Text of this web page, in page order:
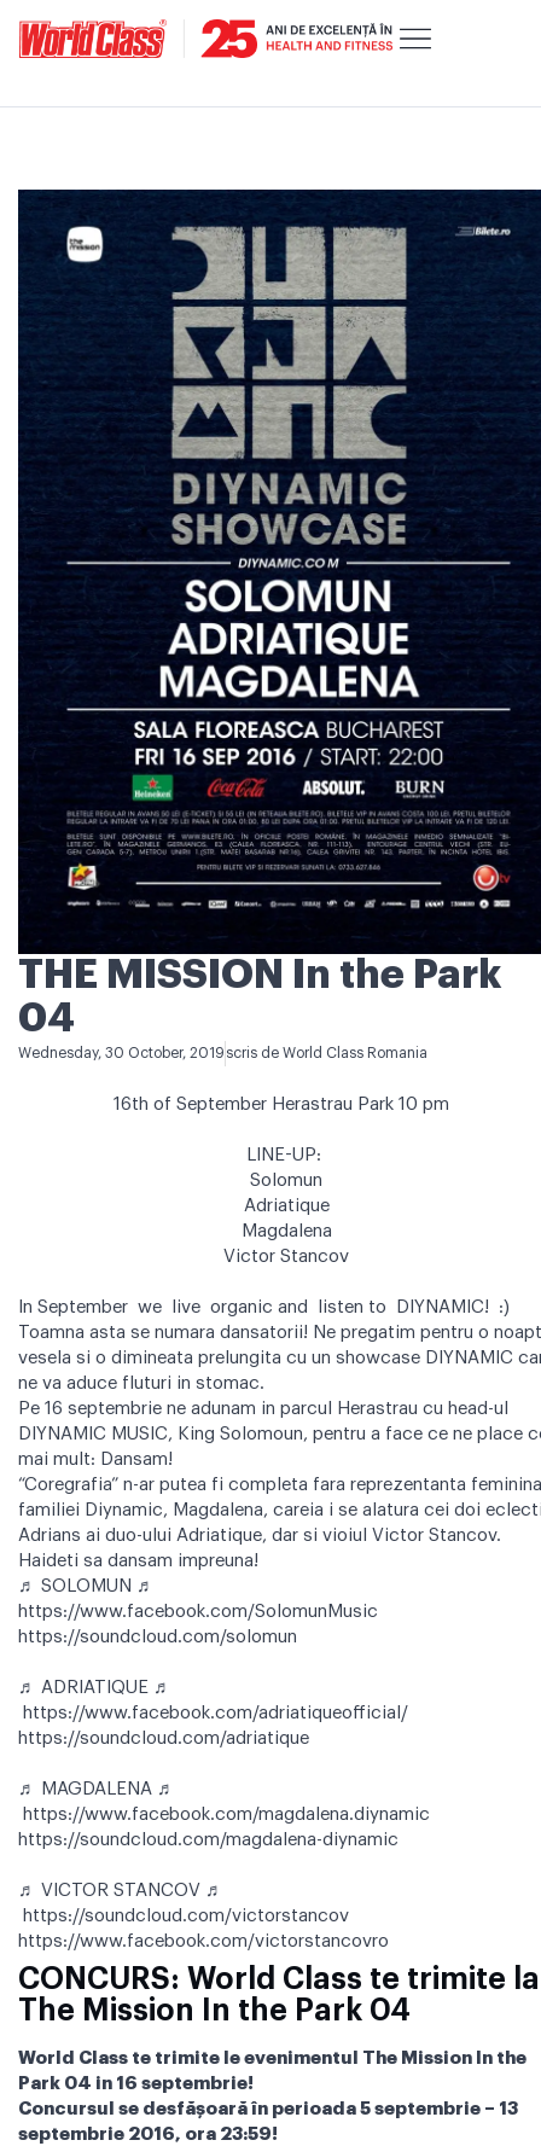
THE MISSION In the Park
04
Wednesday, 30 October, 2019 scris de World Class Romania
16th of September Herastrau Park 10 pm
LINE-UP:
Solomun
Adriatique
Magdalena
Victor Stancov
In September we live organic and listen to
DIYNAMIC! :)
Toamna asta se numara dansatorii! Ne pregatim pentru o
vesela si o dimineata prelungita cu un showcase DIYNAMIC
ne va aduce fluturi in stomac.
Pe 16 septembrie ne adunam in parcul Herastrau cu head-ul
DIYNAMIC MUSIC, King Solomoun, pentru a face ce ne place
mai mult: Dansam!
“Coregrafia” n-ar putea fi completa fara reprezentanta
familiei Diynamic, Magdalena, careia i se alatura cei doi
Adrians ai duo-ului Adriatique, dar si vioiul Victor Stancov.
Haideti sa dansam impreuna!
♬ SOLOMUN ♬
https://www.facebook.com/SolomunMusic
https://soundcloud.com/solomun
♬ ADRIATIQUE ♬
https://www.facebook.com/adriatiqueofficial/
https://soundcloud.com/adriatique
♬ MAGDALENA ♬
https://www.facebook.com/magdalena.diynamic
https://soundcloud.com/magdalena-diynamic
♬ VICTOR STANCOV ♬
https://soundcloud.com/victorstancov
https://www.facebook.com/victorstancovro
CONCURS: World Class te trimite la
The Mission In the Park 04
World Class te trimite le evenimentul The Mission In the
Park 04 in 16 septembrie!
Concursul se desfăşoară în perioada 5 septembrie – 13
septembrie 2016, ora 23:59!